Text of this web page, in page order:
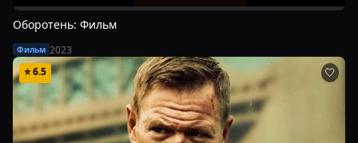
Оборотень: Фильм
Фильм 2023
⭐6.5 🤍